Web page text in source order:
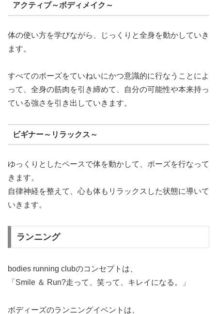
アクティブ～ボディメイク～
体の使い方を学びながら、じっくりと全身を動かしていき
ます。
すべてのポーズをていねいにかつ意識的に行なうことによ
って、全身の筋肉を引き締めて、自分の可能性や本来持っ
ている強さを引き出していきます。
ビギナー～リラックス～
ゆっくりとしたペースで体を動かして、ポーズを行なって
きます。
自律神経を整えて、心も体もリラックスした状態に導いて
いきます。
ランニング
bodies running clubのコンセプトは、
「Smile ＆ Run?走って、笑って、キレイになる。」
ボディーズのランニングイベントは、